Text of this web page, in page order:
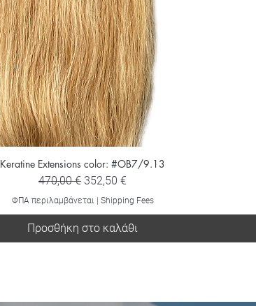
Keratine Extensions color: #OB7/9.13
Κανονική τιμή
470,00 € Τιμή Έκπτωσης
352,50 €
ΦΠΑ περιλαμβάνεται| Shipping Fees
Προσθήκη στο καλάθι